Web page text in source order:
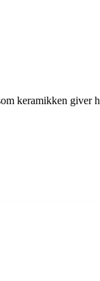
keramikken giver